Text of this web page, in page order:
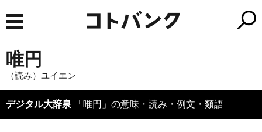
唯円
（読み）ユイエン
デジタル大辞泉 「唯円」の意味・読み・例文・類語